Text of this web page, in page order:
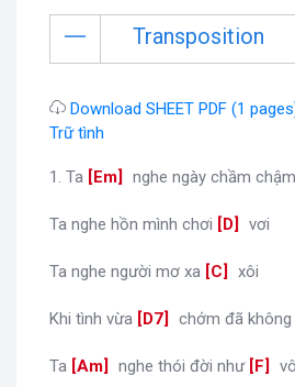
Transposition
Download SHEET PDF (1
Trữ tình
1. Ta [Em nghe ngày chầm
Ta nghe hồn mình chơi [D vơi
Ta nghe người mơ xa [C xôi
Khi tình vừa [D7 chớm đã không
Ta [Am nghe thói đời như [F